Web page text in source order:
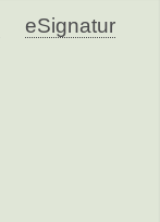
eSignatur